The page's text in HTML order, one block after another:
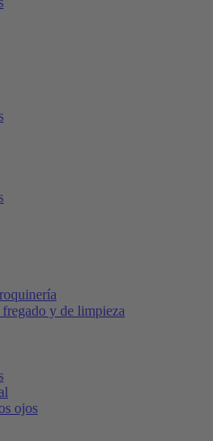
fregado y de limpieza
ojos